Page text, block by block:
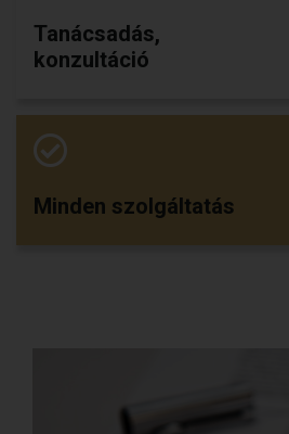
Tanácsadás,
konzultáció
Minden szolgáltatás